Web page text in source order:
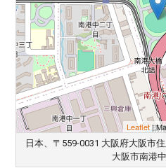
Leaflet|
日本、〒559-0031 大阪府大阪市
大阪市南港